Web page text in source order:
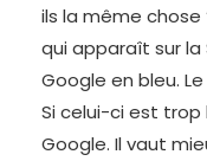
ils la même chose
qui apparaît sur la
Google en bleu. Le
Si celui-ci est trop
Google. Il vaut